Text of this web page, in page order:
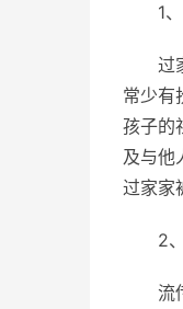
1
过
常少有
孩子的
及与他
过家家
2
流